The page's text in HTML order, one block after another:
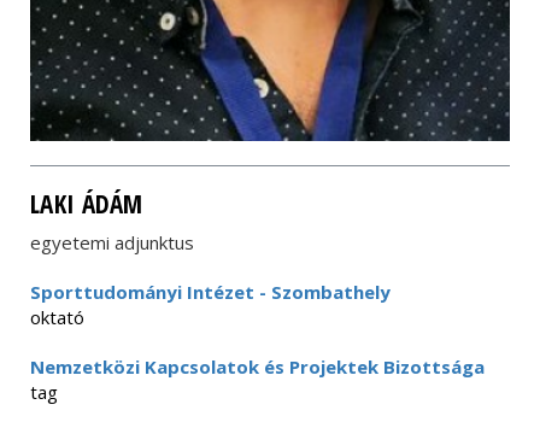
LAKI ÁDÁM
egyetemi adjunktus
Sporttudományi Intézet - Szombathely
oktató
Nemzetközi Kapcsolatok és Projektek Bizottsága
tag